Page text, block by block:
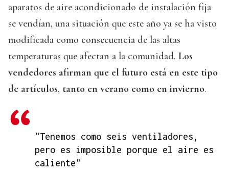
aparatos de aire acondicionado de instalación fija
se vendían, una situación que este año ya se ha visto
modificada como consecuencia de las altas
temperaturas que afectan a la comunidad. Los
vendedores afirman que el futuro está en este tipo
de artículos, tanto en verano como en invierno.
"Tenemos como seis ventiladores,
pero es imposible porque el aire es
caliente"